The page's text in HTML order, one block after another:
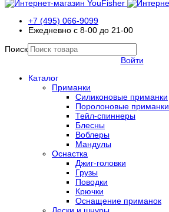
+7 (495) 066-9099
Ежедневно с 8-00 до 21-00
Поиск
Войти
Каталог
Приманки
Силиконовые приманки
Поролоновые приманки
Тейл-спиннеры
Блесны
Воблеры
Мандулы
Оснастка
Джиг-головки
Грузы
Поводки
Крючки
Оснащение приманок